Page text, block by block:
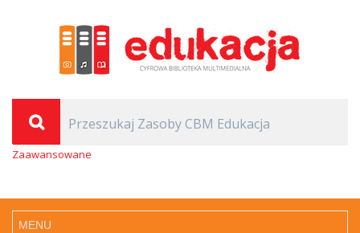
Zaawansowane